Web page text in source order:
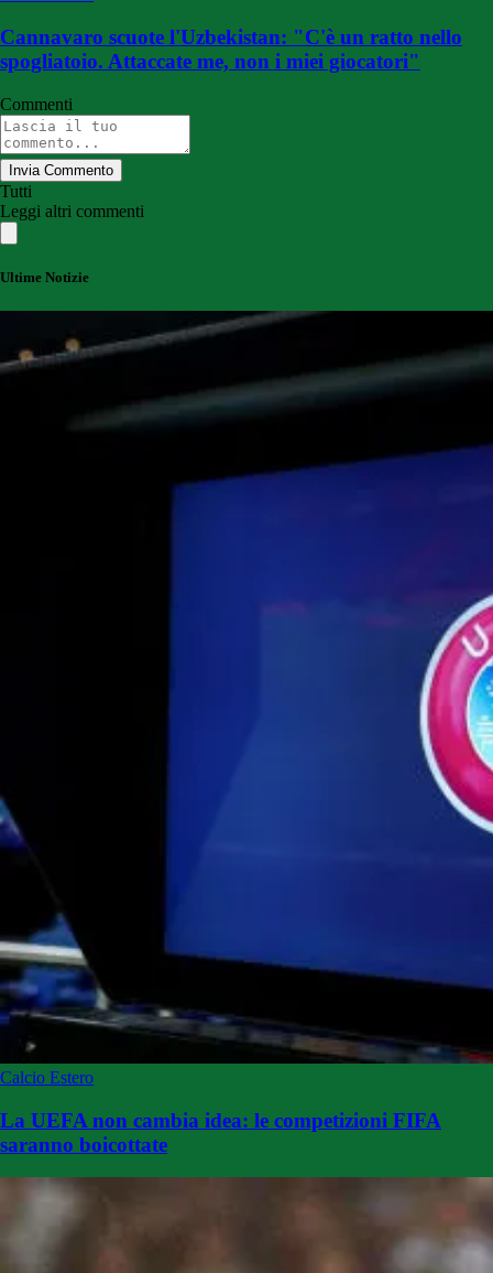
Cannavaro scuote l'Uzbekistan: "C'è un ratto nello
spogliatoio. Attaccate me, non i miei giocatori"
Commenti
Invia Commento
Tutti
Leggi altri commenti
Ultime Notizie
Calcio Estero
La UEFA non cambia idea: le competizioni FIFA
saranno boicottate